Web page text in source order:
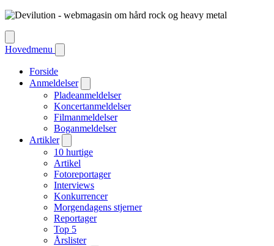
Hovedmenu
Forside
Anmeldelser
Pladeanmeldelser
Koncertanmeldelser
Filmanmeldelser
Boganmeldelser
Artikler
10 hurtige
Artikel
Fotoreportager
Interviews
Konkurrencer
Morgendagens stjerner
Reportager
Top 5
Årslister